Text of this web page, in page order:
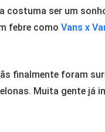
costuma ser um
febre como Vans x
finalmente foram
Muita gente já